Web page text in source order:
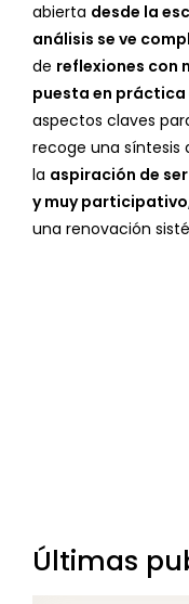
abierta desde la
análisis se ve
de reflexiones con
puesta en práctica
aspectos claves
recoge una síntesis
la aspiración de
y muy
una renovación
Últimas